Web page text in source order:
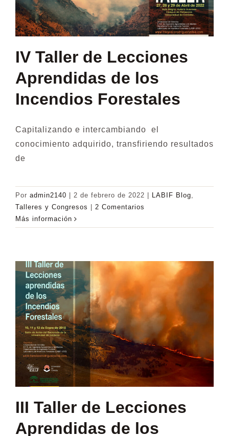
IV Taller de Lecciones
Aprendidas de los
Incendios Forestales
Capitalizando e intercambiando el
conocimiento adquirido, transfiriendo resultados
de
Por admin2140 2 de febrero de 2022 LABIF Blog,
Talleres y Congresos
2 Comentarios
Más información
III Taller de Lecciones
Aprendidas de los